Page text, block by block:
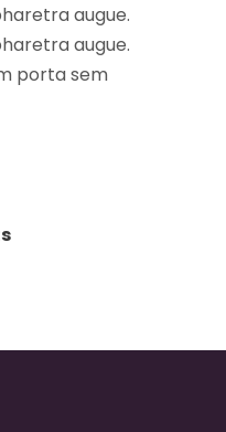
augue.
augue.
porta sem